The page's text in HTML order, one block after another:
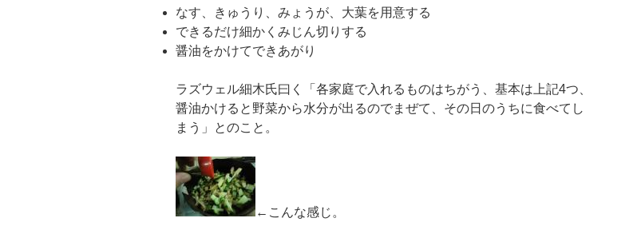
なす、きゅうり、みょうが、大葉を用意する
できるだけ細かくみじん切りする
醤油をかけてできあがり
ラズウェル細木氏曰く「各家庭で入れるものはちがう、基本は上記4つ、
醤油かけると野菜から水分が出るのでまぜて、その日のうちに食べてし
まう」とのこと。
←こんな感じ。